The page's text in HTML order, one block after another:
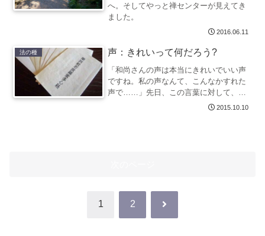
へ。そしてやっと禅センターが見えてき
ました。
2016.06.11
法の種 声：きれいって何だろう?
「和尚さんの声は本当にきれいでいい声
ですね。私の声なんて、こんなかすれた
声で……」先日、この言葉に対して、私
は思わずこう言った。「何を言っている
2015.10.10
1 2 次